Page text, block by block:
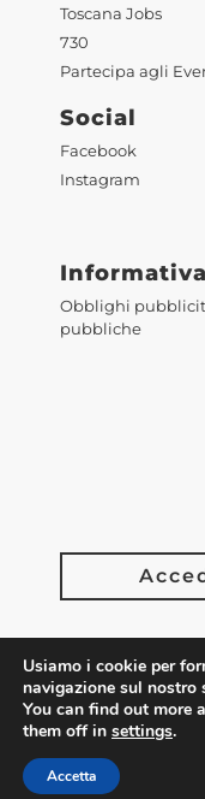
Toscana Jobs
730
Partecipa agli
Social
Facebook
Instagram
Informativa
Obblighi
pubbliche
©2023
Policy| Powered
Usiamo i cookie per
navigazione sul nostro
You can find out more
them off in settings.
Accetta